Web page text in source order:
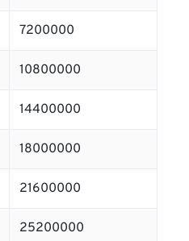
7200000
10800000
14400000
18000000
21600000
25200000